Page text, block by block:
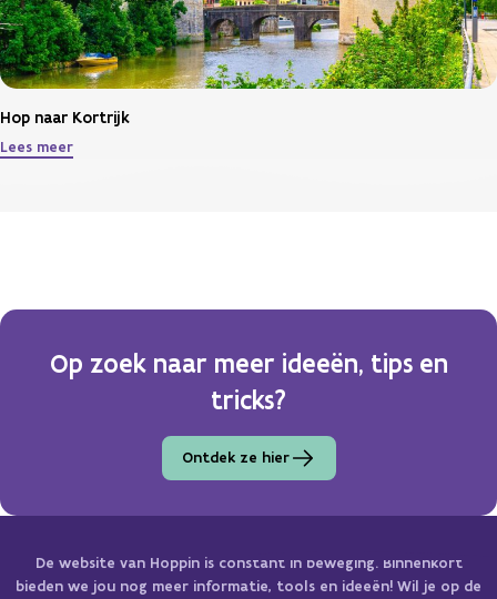
Hop naar Kortrijk
Lees meer
Op zoek naar meer ideeën, tips en
tricks?
Ontdek ze hier
De website van Hoppin is constant in beweging. Binnenkort
bieden we jou nog meer informatie, tools en ideeën! Wil je op de